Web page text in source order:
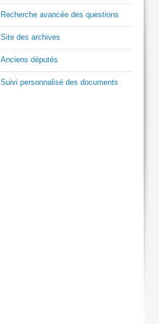
Recherche avancée des questions
Site des archives
Anciens députés
Suivi personnalisé des documents